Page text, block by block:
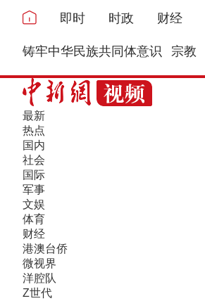
即时 时政 财经
铸牢中华民族共同体意识 宗教
最新
热点
国内
社会
国际
军事
文娱
体育
财经
港澳台侨
微视界
洋腔队
Z世代